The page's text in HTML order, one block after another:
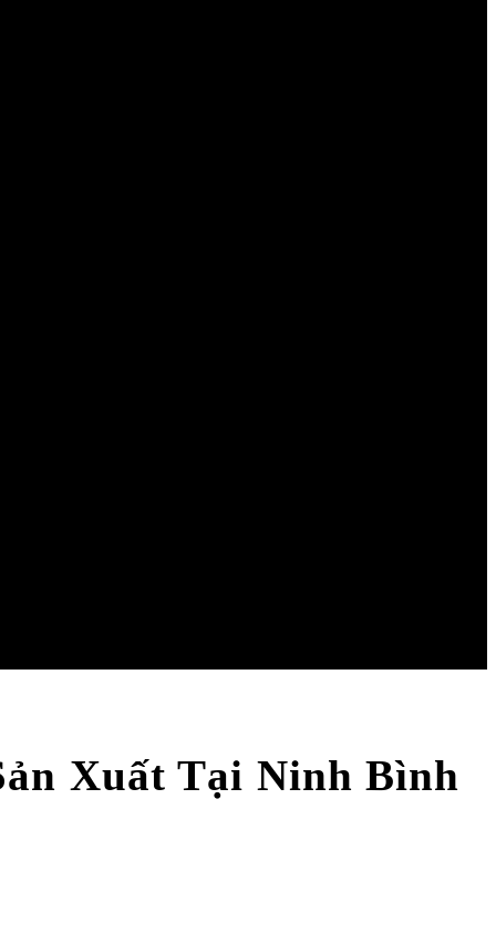
Xuất Tại Ninh Bình